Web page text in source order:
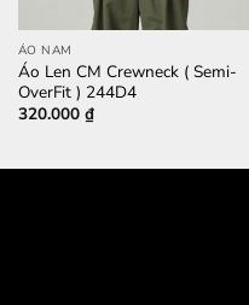
ÁO NAM
Áo Len CM Crewneck ( Semi-
OverFit ) 244D4
320.000 ₫